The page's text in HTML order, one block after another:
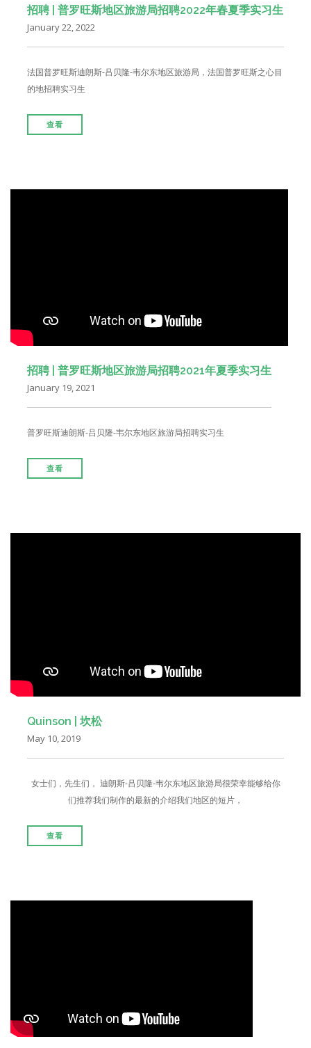
招聘 | 普罗旺斯地区旅游局招聘2022年春夏季实习生
January 22, 2022
法国普罗旺斯迪朗斯-吕贝隆-韦尔东地区旅游局，法国普罗旺斯之心目
的地招聘实习生
查看
招聘 | 普罗旺斯地区旅游局招聘2021年夏季实习生
January 19, 2021
普罗旺斯迪朗斯-吕贝隆-韦尔东地区旅游局招聘实习生
查看
Quinson | 坎松
May 10, 2019
女士们，先生们， 迪朗斯-吕贝隆-韦尔东地区旅游局很荣幸能够给你
们推荐我们制作的最新的介绍我们地区的短片，
查看